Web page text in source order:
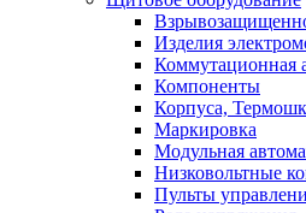
Изделия
Коммутационная
Компоненты
Корпуса,
Маркировка
Модульная
Низковольтные
Пульты